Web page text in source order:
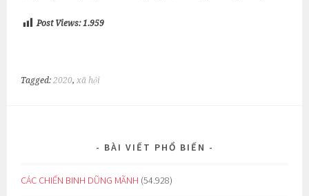
Post Views: 1.959
Tagged:2020,xã hội
BÀI VIẾT PHỔ BIẾN
CÁC CHIẾN BINH DŨNG MÃNH (54.928)